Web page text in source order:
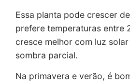
Essa planta pode crescer
prefere temperaturas entre
cresce melhor com luz
sombra parcial.
Na primavera e verão, é